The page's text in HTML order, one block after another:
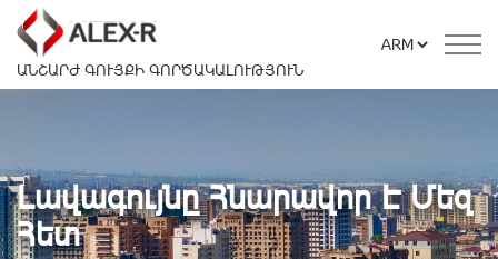
ԱՆՇԱՐԺ ԳՈՒՅՔԻ ԳՈՐԾԱԿԱԼՈՒԹՅՈՒՆ
Լավագույնը Հնարավոր Է Մեզ
Հետ